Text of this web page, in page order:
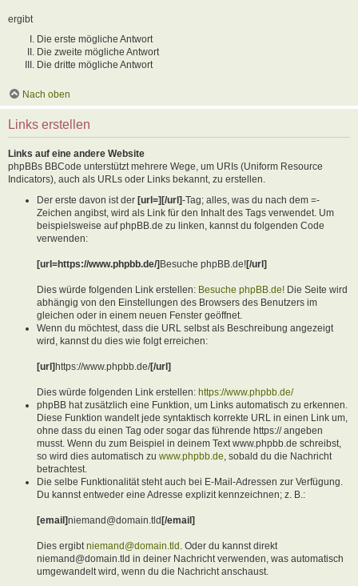
ergibt
Die erste mögliche Antwort
Die zweite mögliche Antwort
Die dritte mögliche Antwort
Nach oben
Links erstellen
Links auf eine andere Website
phpBBs BBCode unterstützt mehrere Wege, um URIs (Uniform Resource
Indicators), auch als URLs oder Links bekannt, zu erstellen.
Der erste davon ist der [url=][/url]-Tag; alles, was du nach dem =-
Zeichen angibst, wird als Link für den Inhalt des Tags verwendet. Um
beispielsweise auf phpBB.de zu linken, kannst du folgenden Code
verwenden:
[url=https://www.phpbb.de/]Besuche phpBB.de![/url]
Dies würde folgenden Link erstellen: Besuche phpBB.de! Die Seite wird
abhängig von den Einstellungen des Browsers des Benutzers im
gleichen oder in einem neuen Fenster geöffnet.
Wenn du möchtest, dass die URL selbst als Beschreibung angezeigt
wird, kannst du dies wie folgt erreichen:
[url]https://www.phpbb.de/[/url]
Dies würde folgenden Link erstellen: https://www.phpbb.de/
phpBB hat zusätzlich eine Funktion, um Links automatisch zu erkennen.
Diese Funktion wandelt jede syntaktisch korrekte URL in einen Link um,
ohne dass du einen Tag oder sogar das führende https:// angeben
musst. Wenn du zum Beispiel in deinem Text www.phpbb.de schreibst,
so wird dies automatisch zu www.phpbb.de, sobald du die Nachricht
betrachtest.
Die selbe Funktionalität steht auch bei E-Mail-Adressen zur Verfügung.
Du kannst entweder eine Adresse explizit kennzeichnen; z. B.:
[email]niemand@domain.tld[/email]
Dies ergibtniemand@domain.tld. Oder du kannst direkt
niemand@domain.tld in deiner Nachricht verwenden, was automatisch
umgewandelt wird, wenn du die Nachricht anschaust.